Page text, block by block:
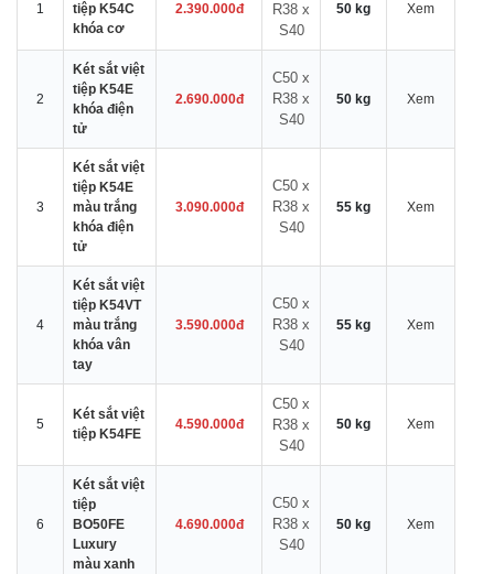
1
tiệp K54C
khóa cơ
2.390.000đ
R38 x
S40
50 kg Xem
2
Két sắt việt
tiệp K54E
khóa điện
tử
2.690.000đ
C50 x
R38 x
S40
50 kg Xem
3
Két sắt việt
tiệp K54E
màu trắng
khóa điện
tử
3.090.000đ
C50 x
R38 x
S40
55 kg Xem
4
Két sắt việt
tiệp K54VT
màu trắng
khóa vân
tay
3.590.000đ
C50 x
R38 x
S40
55 kg Xem
5
Két sắt việt
tiệp K54FE
4.590.000đ
C50 x
R38 x
S40
50 kg Xem
6
Két sắt việt
tiệp
BO50FE
Luxury
màu xanh
4.690.000đ
C50 x
R38 x
S40
50 kg Xem